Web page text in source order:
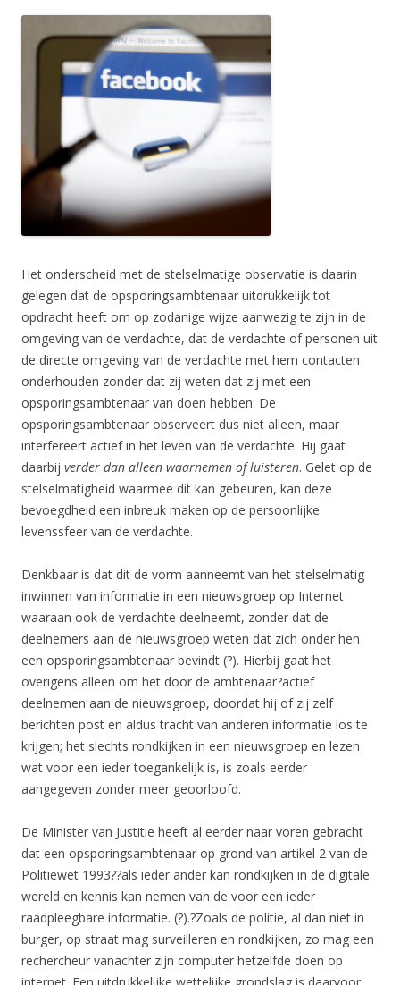
Het onderscheid met de stelselmatige observatie is daarin
gelegen dat de opsporingsambtenaar uitdrukkelijk tot
opdracht heeft om op zodanige wijze aanwezig te zijn in de
omgeving van de verdachte, dat de verdachte of personen uit
de directe omgeving van de verdachte met hem contacten
onderhouden zonder dat zij weten dat zij met een
opsporingsambtenaar van doen hebben. De
opsporingsambtenaar observeert dus niet alleen, maar
interfereert actief in het leven van de verdachte. Hij gaat
daarbij verder dan alleen waarnemen of luisteren. Gelet op de
stelselmatigheid waarmee dit kan gebeuren, kan deze
bevoegdheid een inbreuk maken op de persoonlijke
levenssfeer van de verdachte.
Denkbaar is dat dit de vorm aanneemt van het stelselmatig
inwinnen van informatie in een nieuwsgroep op Internet
waaraan ook de verdachte deelneemt, zonder dat de
deelnemers aan de nieuwsgroep weten dat zich onder hen
een opsporingsambtenaar bevindt (?). Hierbij gaat het
overigens alleen om het door de ambtenaar?actief
deelnemen aan de nieuwsgroep, doordat hij of zij zelf
berichten post en aldus tracht van anderen informatie los te
krijgen; het slechts rondkijken in een nieuwsgroep en lezen
wat voor een ieder toegankelijk is, is zoals eerder
aangegeven zonder meer geoorloofd.
De Minister van Justitie heeft al eerder naar voren gebracht
dat een opsporingsambtenaar op grond van artikel 2 van de
Politiewet 1993??als ieder ander kan rondkijken in de digitale
wereld en kennis kan nemen van de voor een ieder
raadpleegbare informatie. (?).?Zoals de politie, al dan niet in
burger, op straat mag surveilleren en rondkijken, zo mag een
rechercheur vanachter zijn computer hetzelfde doen op
internet. Een uitdrukkelijke wettelijke grondslag is daarvoor